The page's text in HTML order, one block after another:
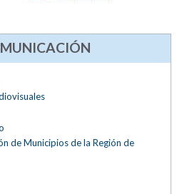
de Municipios de la Región de